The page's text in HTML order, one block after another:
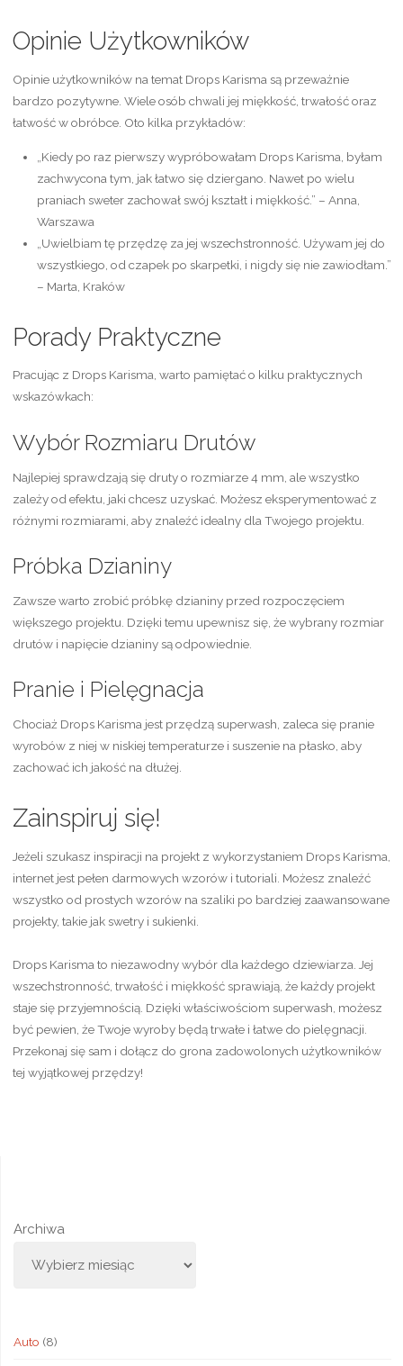
Opinie Użytkowników
Opinie użytkowników na temat Drops Karisma są przeważnie
bardzo pozytywne. Wiele osób chwali jej miękkość, trwałość oraz
łatwość w obróbce. Oto kilka przykładów:
„Kiedy po raz pierwszy wypróbowałam Drops Karisma, byłam
zachwycona tym, jak łatwo się dziergano. Nawet po wielu
praniach sweter zachował swój kształt i miękkość.” – Anna,
Warszawa
„Uwielbiam tę przędzę za jej wszechstronność. Używam jej do
wszystkiego, od czapek po skarpetki, i nigdy się nie zawiodłam.”
– Marta, Kraków
Porady Praktyczne
Pracując z Drops Karisma, warto pamiętać o kilku praktycznych
wskazówkach:
Wybór Rozmiaru Drutów
Najlepiej sprawdzają się druty o rozmiarze 4 mm, ale wszystko
zależy od efektu, jaki chcesz uzyskać. Możesz eksperymentować z
różnymi rozmiarami, aby znaleźć idealny dla Twojego projektu.
Próbka Dzianiny
Zawsze warto zrobić próbkę dzianiny przed rozpoczęciem
większego projektu. Dzięki temu upewnisz się, że wybrany rozmiar
drutów i napięcie dzianiny są odpowiednie.
Pranie i Pielęgnacja
Chociaż Drops Karisma jest przędzą superwash, zaleca się pranie
wyrobów z niej w niskiej temperaturze i suszenie na płasko, aby
zachować ich jakość na dłużej.
Zainspiruj się!
Jeżeli szukasz inspiracji na projekt z wykorzystaniem Drops Karisma,
internet jest pełen darmowych wzorów i tutoriali. Możesz znaleźć
wszystko od prostych wzorów na szaliki po bardziej zaawansowane
projekty, takie jak swetry i sukienki.
Drops Karisma to niezawodny wybór dla każdego dziewiarza. Jej
wszechstronność, trwałość i miękkość sprawiają, że każdy projekt
staje się przyjemnością. Dzięki właściwościom superwash, możesz
być pewien, że Twoje wyroby będą trwałe i łatwe do pielęgnacji.
Przekonaj się sam i dołącz do grona zadowolonych użytkowników
tej wyjątkowej przędzy!
Archiwa
Auto (8)